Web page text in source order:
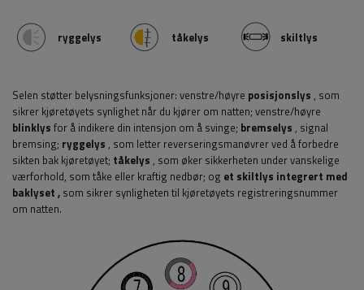
ryggelys tåkelys skiltlys
Selen støtter belysningsfunksjoner: venstre/høyre posisjonslys , som
sikrer kjøretøyets synlighet når du kjører om natten; venstre/høyre
blinklys for å indikere din intensjon om å svinge; bremselys , signal
bremsing; ryggelys , som letter reverseringsmanøvrer ved å forbedre
sikten bak kjøretøyet; tåkelys , som øker sikkerheten under vanskelige
værforhold, som tåke eller kraftig nedbør; og et skiltlys integrert med
baklyset , som sikrer synligheten til kjøretøyets registreringsnummer
om natten.